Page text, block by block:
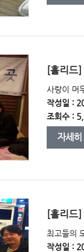
[홀리드
사랑이 머
작성일 :
조회수 :
자세히
[홀리드
최고들의
작성일 :